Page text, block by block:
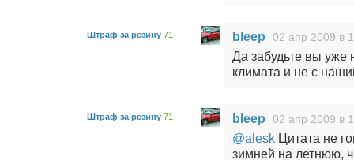
Штраф за резину 71 bleep 02 апр 2009 в
Да забудьте вы уже
климата и не с
Штраф за резину 71 bleep 02 апр 2009 в
@aleskЦитата не
зимней на летнюю,